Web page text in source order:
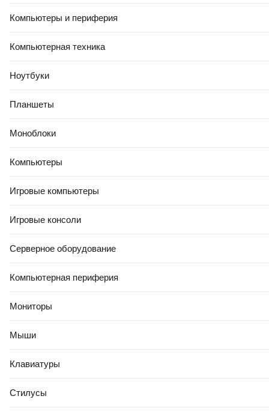
Компьютеры и периферия
Компьютерная техника
Ноутбуки
Планшеты
Моноблоки
Компьютеры
Игровые компьютеры
Игровые консоли
Серверное оборудование
Компьютерная периферия
Мониторы
Мыши
Клавиатуры
Стилусы